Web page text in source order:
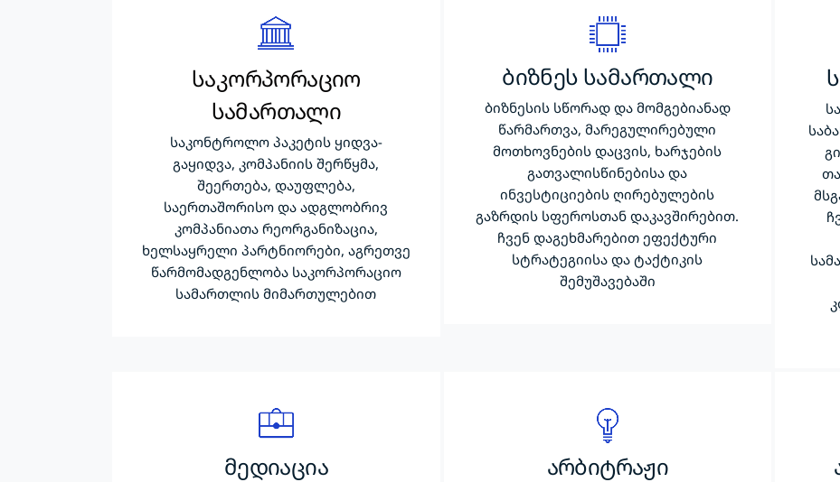
საკორპორაციო
სამართალი
საკონტროლო პაკეტის ყიდვა-
გაყიდვა, კომპანიის შერწყმა,
შეერთება, დაუფლება,
საერთაშორისო და ადგლობრივ
კომპანიათა რეორგანიზაცია,
ხელსაყრელი პარტნიორები, აგრეთვე
წარმომადგენლობა საკორპორაციო
სამართლის მიმართულებით
ბიზნეს სამართალი
ბიზნესის სწორად და მომგებიანად
წარმართვა, მარეგულირებული
მოთხოვნების დაცვის, ხარჯების
გათვალისწინებისა და
ინვესტიციების ღირებულების
გაზრდის სფეროსთან დაკავშირებით.
ჩვენ დაგეხმარებით ეფექტური
სტრატეგიისა და ტაქტიკის
შემუშავებაში
მედიაცია არბიტრაჟი